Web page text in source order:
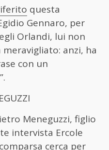
questa
Gennaro, per
Orlandi, lui non
anzi, ha
con un
Meneguzzi, figlio
intervista Ercole
cerca per